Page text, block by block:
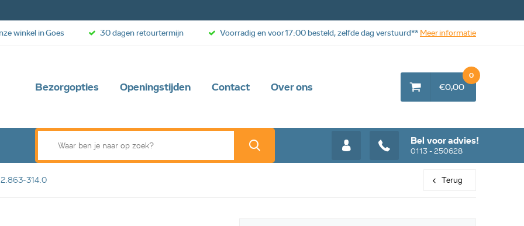
Bezorgopties Openingstijden Contact Over ons
Bel voor advies!
0113 - 250628
€0,00
0
winkel in Goes 30 dagen retourtermijn Voorradig en voor 17:00 besteld, zelfde dag verstuurd** Meer informatie
2.863-314.0 Terug